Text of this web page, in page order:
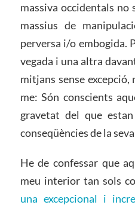
massiva occidentals no
massius de
perversa i/o embogida.
vegada i una altra
mitjans sense
me: Són conscients
gravetat del que
conseqüències de la
He de confessar que
meu interior tan sols
una excepcional i